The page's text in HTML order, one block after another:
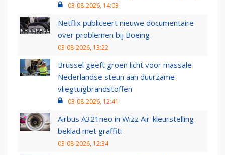
03-08-2026, 14:03
Netflix publiceert nieuwe documentaire
over problemen bij Boeing
03-08-2026, 13:22
Brussel geeft groen licht voor massale
Nederlandse steun aan duurzame
vliegtuigbrandstoffen
03-08-2026, 12:41
Airbus A321neo in Wizz Air-kleurstelling
beklad met graffiti
03-08-2026, 12:34